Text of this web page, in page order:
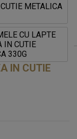
IN CUTIE